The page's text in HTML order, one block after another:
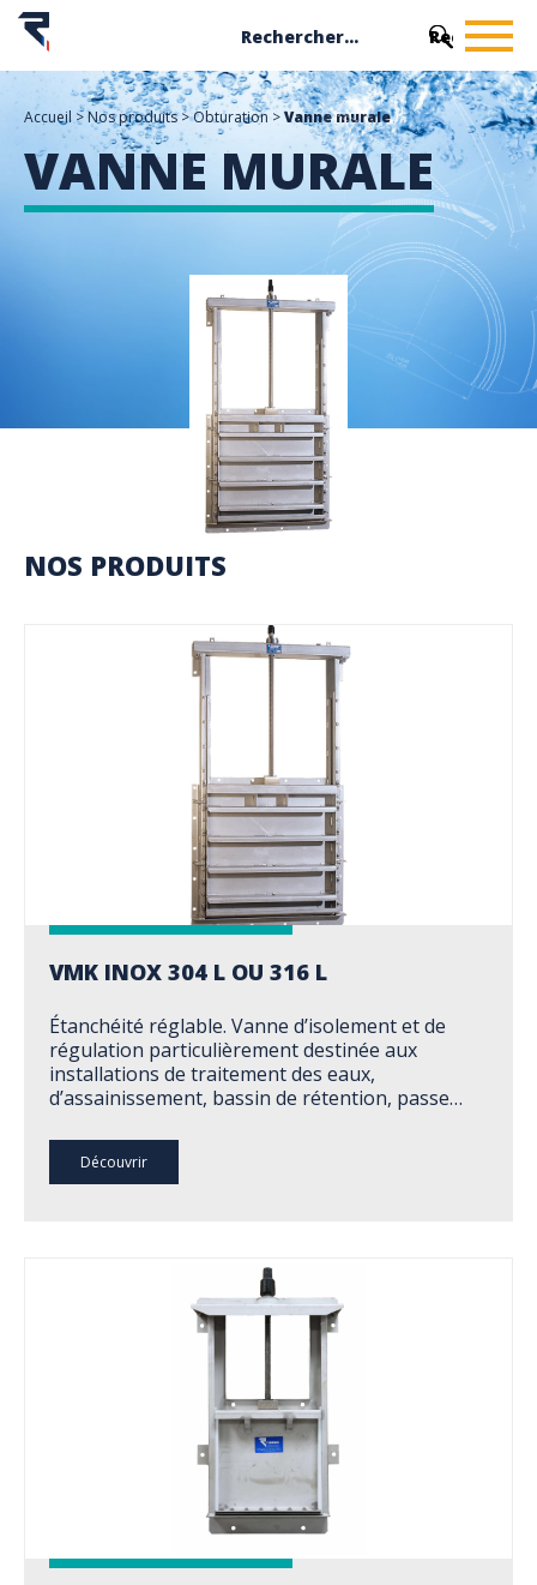
Accueil >Nos produits>Obturation>Vanne murale
VANNE MURALE
NOS PRODUITS
VMK INOX 304 L OU 316 L
Étanchéité réglable. Vanne d’isolement et de
régulation particulièrement destinée aux
installations de traitement des eaux,
d’assainissement, bassin de rétention, passe…
Découvrir